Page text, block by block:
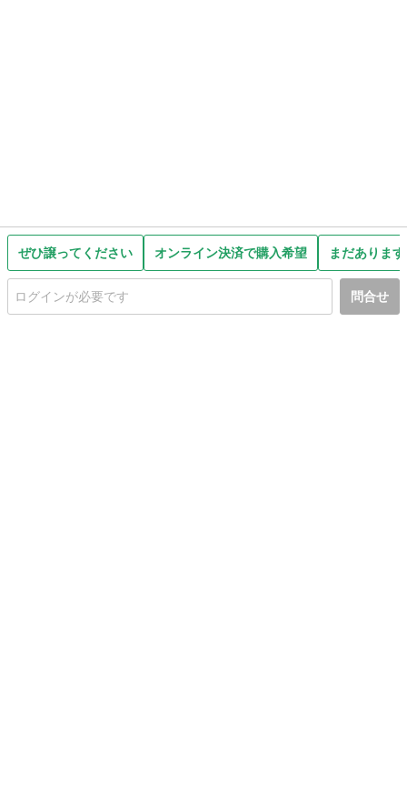
ぜひ譲ってください オンライン決済で購入希望 まだありま
問合せ